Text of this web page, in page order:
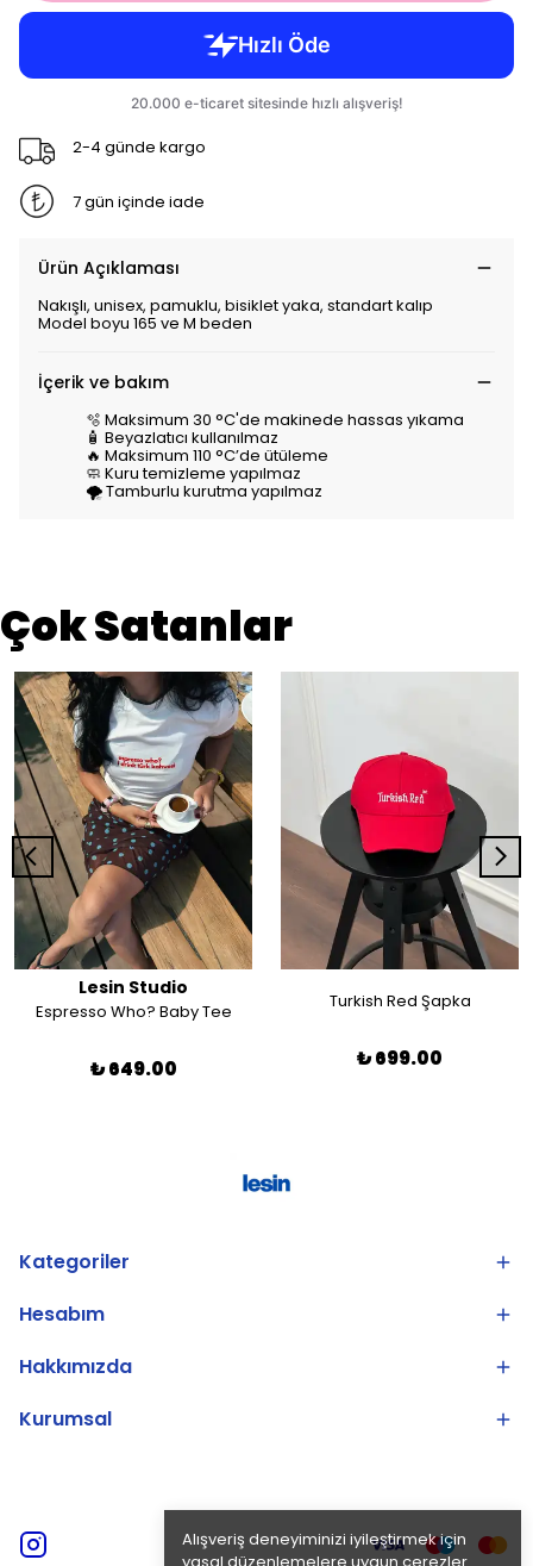
Alışveriş deneyiminizi iyileştirmek için
2-4 günde kargo
7 gün içinde iade
Ürün Açıklaması
Nakışlı, unisex, pamuklu, bisiklet yaka, standart kalıp
Model boyu 165 ve M beden
İçerik ve bakım
🫧 Maksimum 30 °C'de makinede hassas yıkama
🧴 Beyazlatıcı kullanılmaz
🔥 Maksimum 110 °C’de ütüleme
🧼 Kuru temizleme yapılmaz
🌪️ Tamburlu kurutma yapılmaz
Çok Satanlar
Lesin Studio
Espresso Who? Baby Tee
₺ 649.00
Turkish Red Şapka
₺ 699.00
Kategoriler
Hesabım
Hakkımızda
Kurumsal